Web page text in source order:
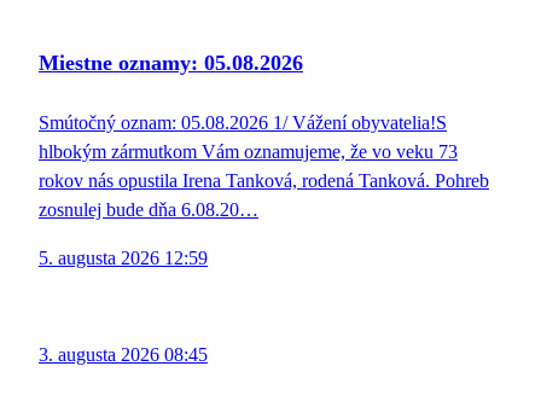
Miestne oznamy: 05.08.2026
Smútočný oznam: 05.08.2026 1/ Vážení obyvatelia!S
hlbokým zármutkom Vám oznamujeme, že vo veku 73
rokov nás opustila Irena Tanková, rodená Tanková. Pohreb
zosnulej bude dňa 6.08.20…
5. augusta 2026 12:59
3. augusta 2026 08:45